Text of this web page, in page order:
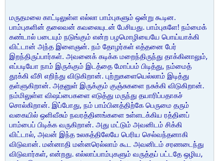
மருதமலை காட்டிலுள்ள எல்லா பாம்புகளும் ஒன்று கூடின.
பாம்புகளின் தலைவன் கவலையுடன் பேசியது. பாம்புகளே! நம்மைக்
கண்டால் படையும் நடுங்கும் என்ற பழமொழியையே பொய்யாக்கி
விட்டான் அந்த இளைஞன். நம் தோழர்கள் எத்தனை பேர்
இறந்திருப்பார்கள். அவனைக் கடிக்க மறைந்திருந்து தாக்கினாலும்,
எப்படியோ நாம் இருக்கும் இடத்தை மோப்பம் பிடித்து, நம்மைத்
தூக்கி வீசி எறிந்து விடுகிறான். புற்றுகளையெல்லாம் இடித்து
தள்ளுகிறான். அதனுள் இருக்கும் குஞ்சுகளை நசுக்கி விடுகிறான்.
நம்மிலுள்ள விஷப்பைகளை எடுத்து மருந்து தயாரிப்பதாகச்
சொல்கிறான். இப்போது, நம் பாம்பினத்திற்கே பெருமை தரும்
வகையில் ஒளிவீசும் நவரத்தினங்களை உள்ளடக்கிய ரத்தினப்
பாம்பைப் பிடிக்க வருகிறான். அது மட்டும் அவனிடம் சிக்கி
விட்டால், அவன் இந்த உலகத்திலேயே பெரிய செல்வந்தனாகி
விடுவான். மன்னாதி மன்னரெல்லாம் கூட அவனிடம் சரணடைந்து
விடுவார்கள், என்றது. எல்லாப்பாம்புகளும் வருத்தப் பட்டதே ஒழிய,